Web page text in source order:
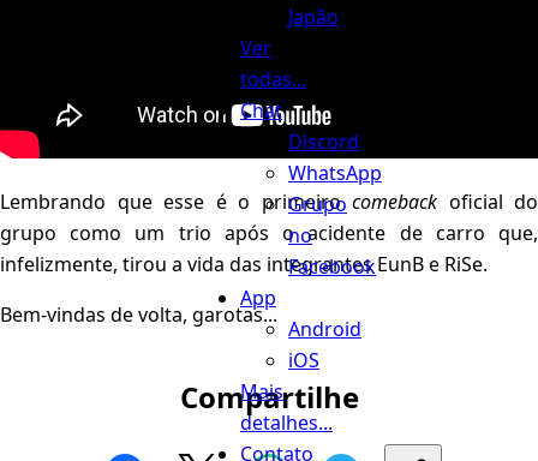
Japão
Ver
todas...
Chat
Discord
WhatsApp
Grupo
no
Facebook
App
Android
iOS
Mais
detalhes...
Contato
Lembrando que esse é o primeiro comeback oficial do
grupo como um trio após o acidente de carro que,
infelizmente, tirou a vida das integrantes EunB e RiSe.
Bem-vindas de volta, garotas...
Compartilhe